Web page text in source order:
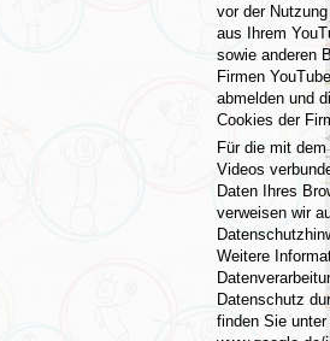
vor der
aus Ihrem
sowie anderen
Firmen
abmelden und
Cookies der
Für die mit
Videos
Daten Ihres
verweisen wir
Weitere
Datenschutz
finden Sie unter